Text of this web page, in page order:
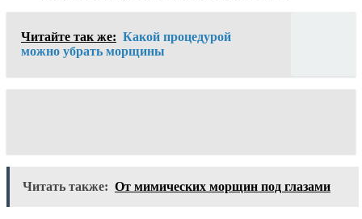
Читайте так же: Какой процедурой
можно убрать морщины
Читать также: От мимических морщин под глазами